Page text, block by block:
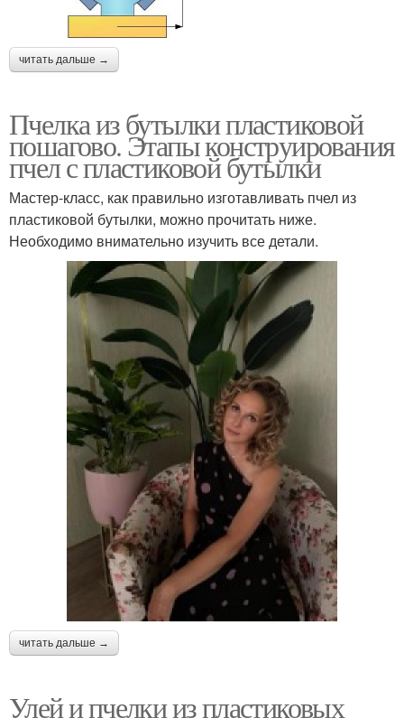
читать дальше →
Пчелка из бутылки пластиковой
пошагово. Этапы конструирования
пчел с пластиковой бутылки
Мастер-класс, как правильно изготавливать пчел из
пластиковой бутылки, можно прочитать ниже.
Необходимо внимательно изучить все детали.
читать дальше →
Улей и пчелки из пластиковых